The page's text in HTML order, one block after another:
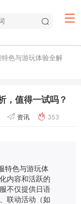
色与游玩体验全解
，值得一试吗？
资讯 353
特色与游玩体
内容和活跃的
不仅提供日语
联动活动（如